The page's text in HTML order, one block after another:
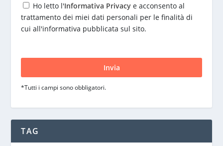
Ho letto l'Informativa Privacy e acconsento al
trattamento dei miei dati personali per le finalità di
cui all'informativa pubblicata sul sito.
i
r
e
d
*Tutti i campi sono obbligatori.
TAG